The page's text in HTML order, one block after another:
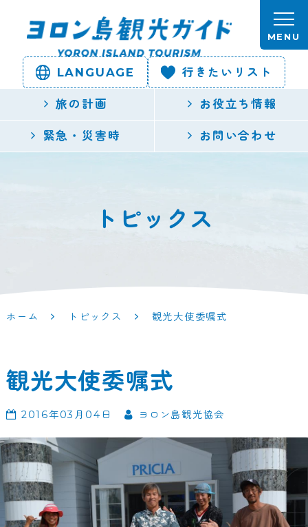
ヨロン島
観光ガイ
ド | 鹿児
端の与論
光サイト
LANGUAGE 行きたいリスト
旅の計画 お役立ち情報
緊急・災害時 お問い合わせ
MENU
トピックス
ホーム トピックス 観光大使委嘱式
観光大使委嘱式
2016年03月04日 ヨロン島観光協会